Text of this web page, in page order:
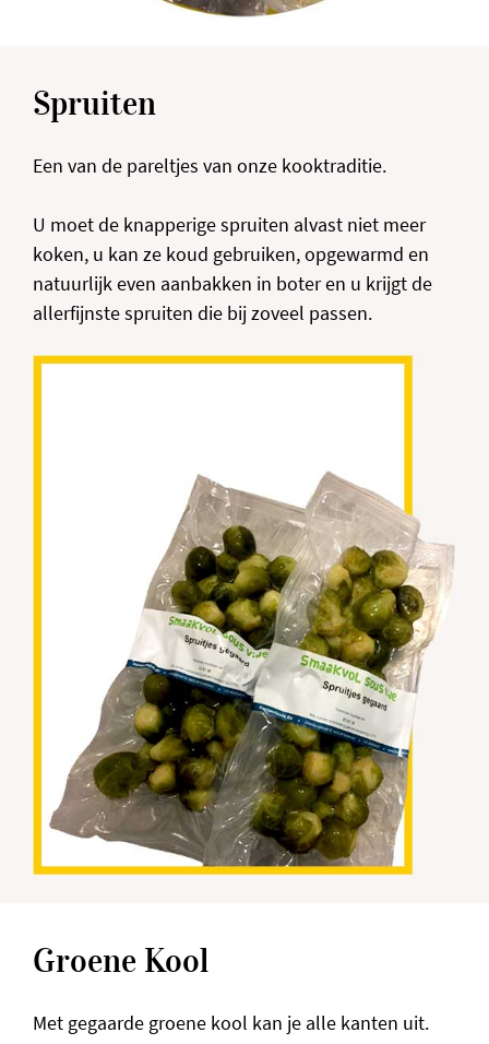
Spruiten
Een van de pareltjes van onze kooktraditie.
U moet de knapperige spruiten alvast niet meer
koken, u kan ze koud gebruiken, opgewarmd en
natuurlijk even aanbakken in boter en u krijgt de
allerfijnste spruiten die bij zoveel passen.
Groene Kool
Met gegaarde groene kool kan je alle kanten uit.